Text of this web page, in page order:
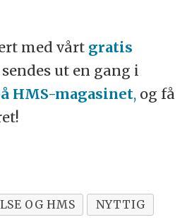
med vårt gratis
ut en gang i
HMS-magasinet,og få
OG HMS
NYTTIG